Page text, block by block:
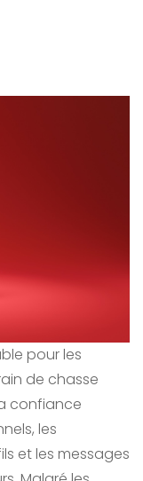
pour les
de chasse
confiance
les
et les messages